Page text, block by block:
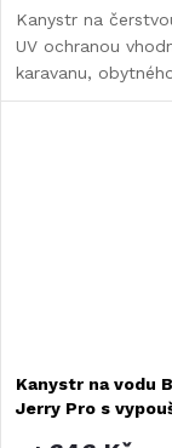
Kanystr na
UV ochranou
karavanu,
nebo vestavby.
Kanystr na vodu
Jerry Pro s